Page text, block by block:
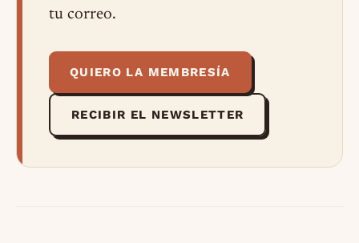
tu correo.
QUIERO LA MEMBRESÍA
RECIBIR EL NEWSLETTER